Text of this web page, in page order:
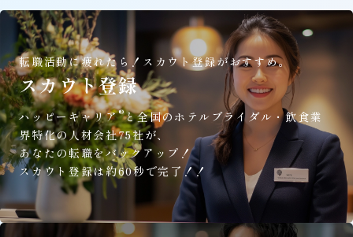
転職活動に疲れたら！ スカウト登録がおすすめ。
スカウト登録
ハッピーキャリア®と全国のホテルブライダル・飲食業
界特化の人材会社75社が、
あなたの転職をバックアップ！
スカウト登録は約60秒で完了！！